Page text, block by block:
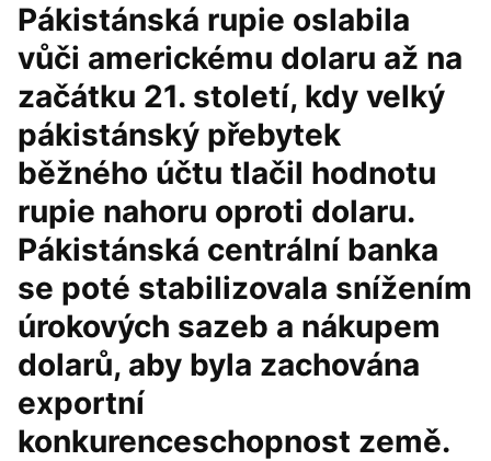
Pákistánská rupie oslabila
vůči americkému dolaru až na
začátku 21. století, kdy velký
pákistánský přebytek
běžného účtu tlačil hodnotu
rupie nahoru oproti dolaru.
Pákistánská centrální banka
se poté stabilizovala snížením
úrokových sazeb a nákupem
dolarů, aby byla zachována
exportní
konkurenceschopnost země.